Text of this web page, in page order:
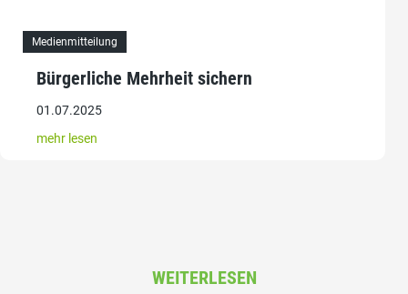
Medienmitteilung
Bürgerliche Mehrheit sichern
01.07.2025
mehr lesen
WEITERLESEN